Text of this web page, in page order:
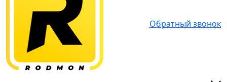
Обратный звонок